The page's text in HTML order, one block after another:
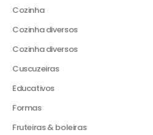
Cozinha
Cozinha diversos
Cozinha diversos
Cuscuzeiras
Educativos
Formas
Fruteiras & boleiras